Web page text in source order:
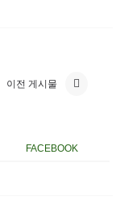
이전 게시물
FACEBOOK